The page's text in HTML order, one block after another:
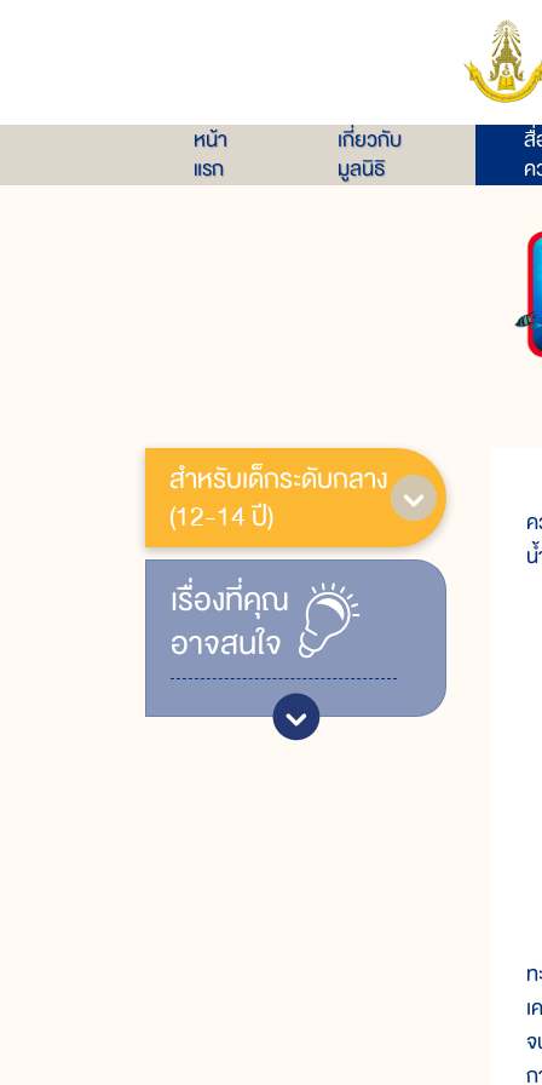
หน้า
แรก
เกี่ยวกับ
มูลนิธิ
สื่
ค
สำหรับเด็กระดับกลาง
(12-14 ปี)
เรื่ิองที่คุณ
อาจสนใจ